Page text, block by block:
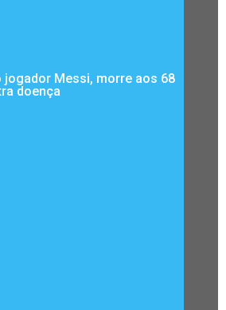
jogador Messi, morre aos 68
doença